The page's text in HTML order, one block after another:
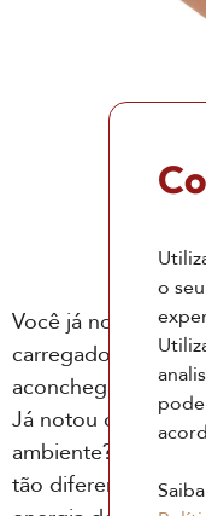
Você já notou que
carregados,
aconchegantes,
Já notou como a
ambiente? O que
tão diferente de
o